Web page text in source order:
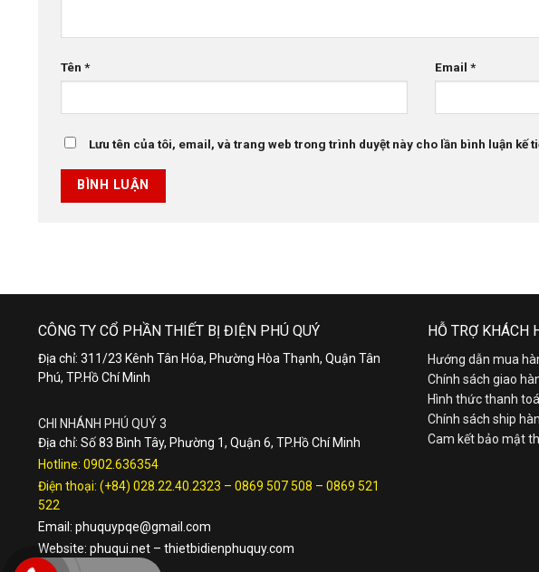
Tên * Email*
Lưu tên của tôi, email, và trang web trong trình duyệt này cho lần bình luận kế
CÔNG TY CỔ PHẦN THIẾT BỊ ĐIỆN PHÚ QUÝ
Địa chỉ: 311/23 Kênh Tân Hóa, Phường Hòa Thạnh, Quận Tân
Phú, TP.Hồ Chí Minh
CHI NHÁNH PHÚ QUÝ 3
Địa chỉ: Số 83 Bình Tây, Phường 1, Quận 6, TP.Hồ Chí Minh
Hotline: 0902.636354
Điện thoại: (+84) 028.22.40.2323 – 0869 507 508 – 0869 521
522
Email: phuquypqe@gmail.com
Website: phuqui.net – thietbidienphuquy.com
HỖ TRỢ KHÁCH
Hướng dẫn mua
Chính sách giao
Hình thức thanh
Chính sách ship
Cam kết bảo mật